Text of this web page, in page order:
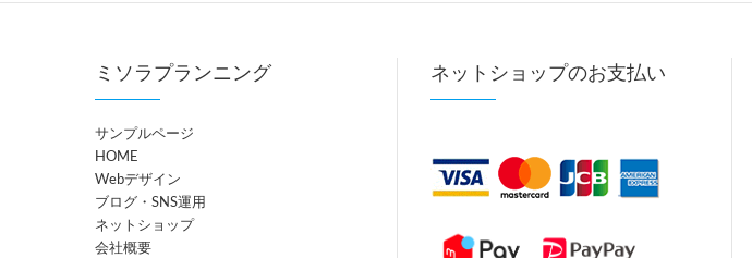
ミソラプランニング
サンプルページ
HOME
Webデザイン
ブログ・SNS運用
ネットショップ
会社概要
ネットショップのお支払い